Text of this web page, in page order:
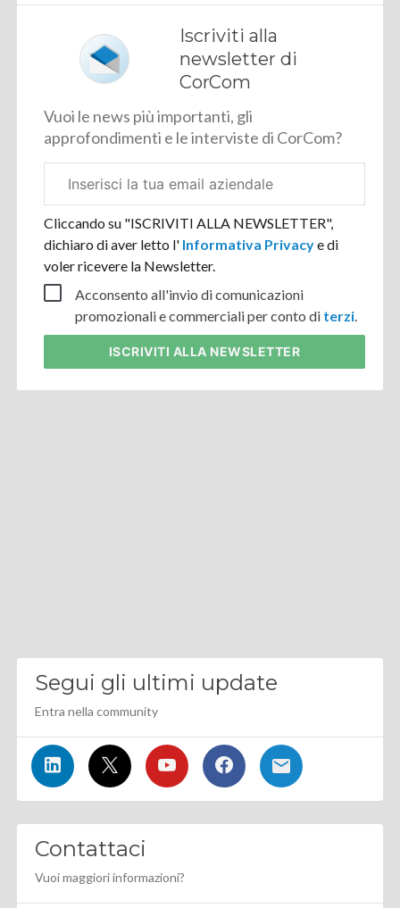
Iscriviti alla
newsletter di
CorCom
Vuoi le news più importanti, gli
approfondimenti e le interviste di CorCom?
aziendale
Cliccando su "ISCRIVITI ALLA NEWSLETTER",
dichiaro di aver letto l' Informativa Privacye di
voler ricevere la Newsletter.
Acconsento all'invio di comunicazioni
promozionali e commerciali per conto di terzi.
ISCRIVITI ALLA NEWSLETTER
Segui gli ultimi update
Entra nella community
Contattaci
Vuoi maggiori informazioni?